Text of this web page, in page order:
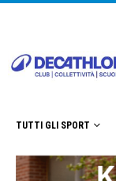
TUTTI GLI SPORT